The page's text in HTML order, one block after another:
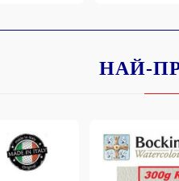
НАЙ-